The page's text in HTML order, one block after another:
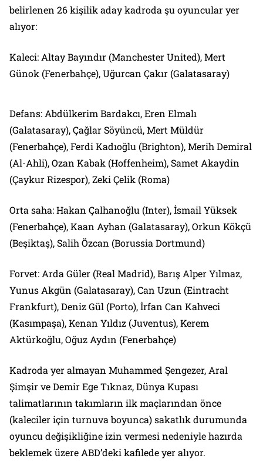
belirlenen 26 kişilik aday kadroda şu oyuncular yer
alıyor:
Kaleci: Altay Bayındır (Manchester United), Mert
Günok (Fenerbahçe), Uğurcan Çakır (Galatasaray)
Defans: Abdülkerim Bardakcı, Eren Elmalı
(Galatasaray), Çağlar Söyüncü, Mert Müldür
(Fenerbahçe), Ferdi Kadıoğlu (Brighton), Merih Demiral
(Al-Ahli), Ozan Kabak (Hoffenheim), Samet Akaydin
(Çaykur Rizespor), Zeki Çelik (Roma)
Orta saha: Hakan Çalhanoğlu (Inter), İsmail Yüksek
(Fenerbahçe), Kaan Ayhan (Galatasaray), Orkun Kökçü
(Beşiktaş), Salih Özcan (Borussia Dortmund)
Forvet: Arda Güler (Real Madrid), Barış Alper Yılmaz,
Yunus Akgün (Galatasaray), Can Uzun (Eintracht
Frankfurt), Deniz Gül (Porto), İrfan Can Kahveci
(Kasımpaşa), Kenan Yıldız (Juventus), Kerem
Aktürkoğlu, Oğuz Aydın (Fenerbahçe)
Kadroda yer almayan Muhammed Şengezer, Aral
Şimşir ve Demir Ege Tıknaz, Dünya Kupası
talimatlarının takımların ilk maçlarından önce
(kaleciler için turnuva boyunca) sakatlık durumunda
oyuncu değişikliğine izin vermesi nedeniyle hazırda
beklemek üzere ABD’deki kafilede yer alıyor.